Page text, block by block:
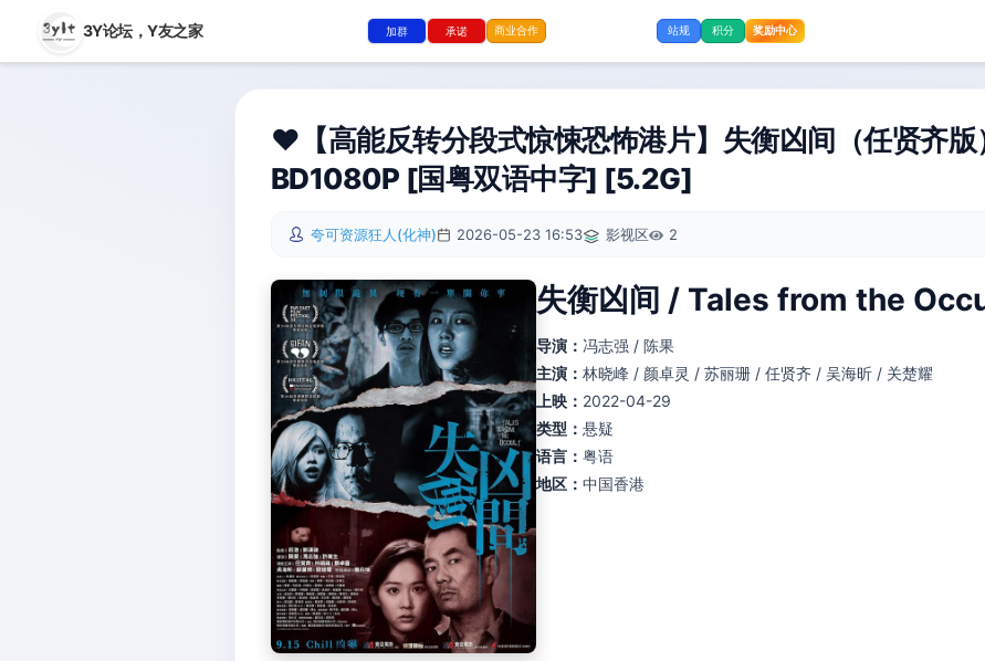
3Y论坛，Y友之家 加群 承诺 商业合作 站规 积分 奖励中心
❤️【高能反转分段式惊悚恐怖港片】失衡凶间（任贤齐版
BD1080P [国粤双语中字] [5.2G]
夸可资源狂人(化神) 2026-05-23 16:53 影视区 2
失衡凶间 / Tales from the
导演： 冯志强 / 陈果
主演： 林晓峰 / 颜卓灵 / 苏丽珊 / 任贤齐 / 吴海昕 / 关楚耀
上映： 2022-04-29
类型： 悬疑
语言： 粤语
地区： 中国香港